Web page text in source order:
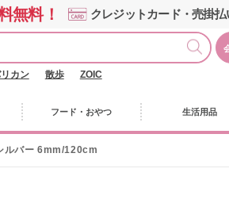
無料！ クレジットカード・売掛払
カン 散歩 ZOIC
フード・おやつ 生活用品
ルバー 6mm/120cm